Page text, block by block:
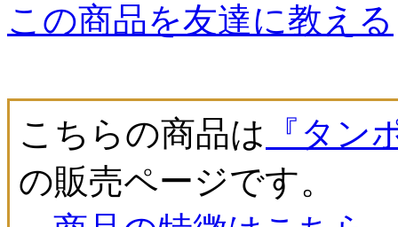
この商品を友達に教える
こちらの商品は 『タ
の販売ページです。